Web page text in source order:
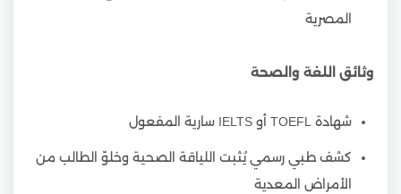
المصرية
وثائق اللغة والصحة
شهادة TOEFL أو IELTS سارية المفعول
كشف طبي رسمي يُثبت اللياقة الصحية وخلوّ الطالب من
الأمراض المعدية